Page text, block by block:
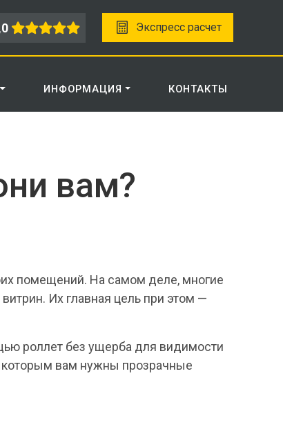
Экспресс расчет
ИНФОРМАЦИЯ КОНТАКТЫ
вам?
помещений. На самом деле, многие
Их главная цель при этом —
роллет без ущерба для видимости
которым вам нужны прозрачные